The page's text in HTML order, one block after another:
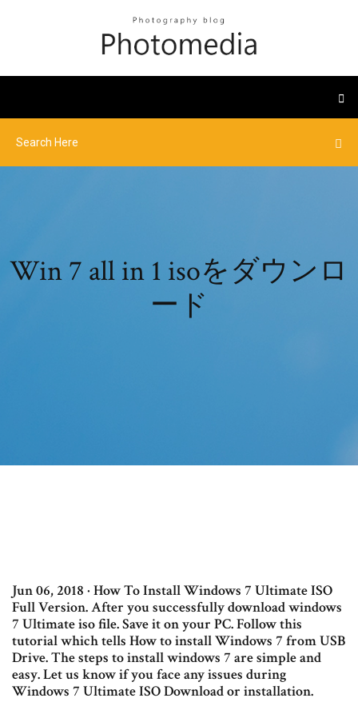
Win 7 all in 1 isoをダウンロ
ード
Jun 06, 2018 · How To Install Windows 7 Ultimate ISO
Full Version. After you successfully download windows
7 Ultimate iso file. Save it on your PC. Follow this
tutorial which tells How to install Windows 7 from USB
Drive. The steps to install windows 7 are simple and
easy. Let us know if you face any issues during
Windows 7 Ultimate ISO Download or installation.